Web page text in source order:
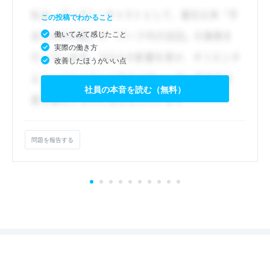
この投稿でわかること
働いてみて感じたこと
実際の働き方
改善したほうがいい点
社員の本音を読む（無料）
問題を報告する